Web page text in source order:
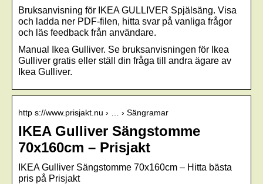
Bruksanvisning för IKEA GULLIVER Spjälsäng. Visa
och ladda ner PDF-filen, hitta svar på vanliga frågor
och läs feedback från användare.
Manual Ikea Gulliver. Se bruksanvisningen för Ikea
Gulliver gratis eller ställ din fråga till andra ägare av
Ikea Gulliver.
http s://www.prisjakt.nu › … › Sängramar
IKEA Gulliver Sängstomme
70x160cm – Prisjakt
IKEA Gulliver Sängstomme 70x160cm – Hitta bästa
pris på Prisjakt